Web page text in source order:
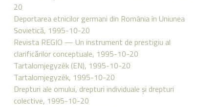
20
Deportarea etnicilor germani din România în Uniunea
Sovietică, 1995-10-20
Revista REGIO — Un instrument de prestigiu al
clarificărilor conceptuale, 1995-10-20
Tartalomjegyzék (EN), 1995-10-20
Tartalomjegyzék, 1995-10-20
Drepturi ale omului, drepturi individuale şi drepturi
colective, 1995-10-20